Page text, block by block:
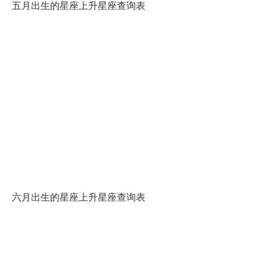
五月出生的星座上升星座查询表
六月出生的星座上升星座查询表